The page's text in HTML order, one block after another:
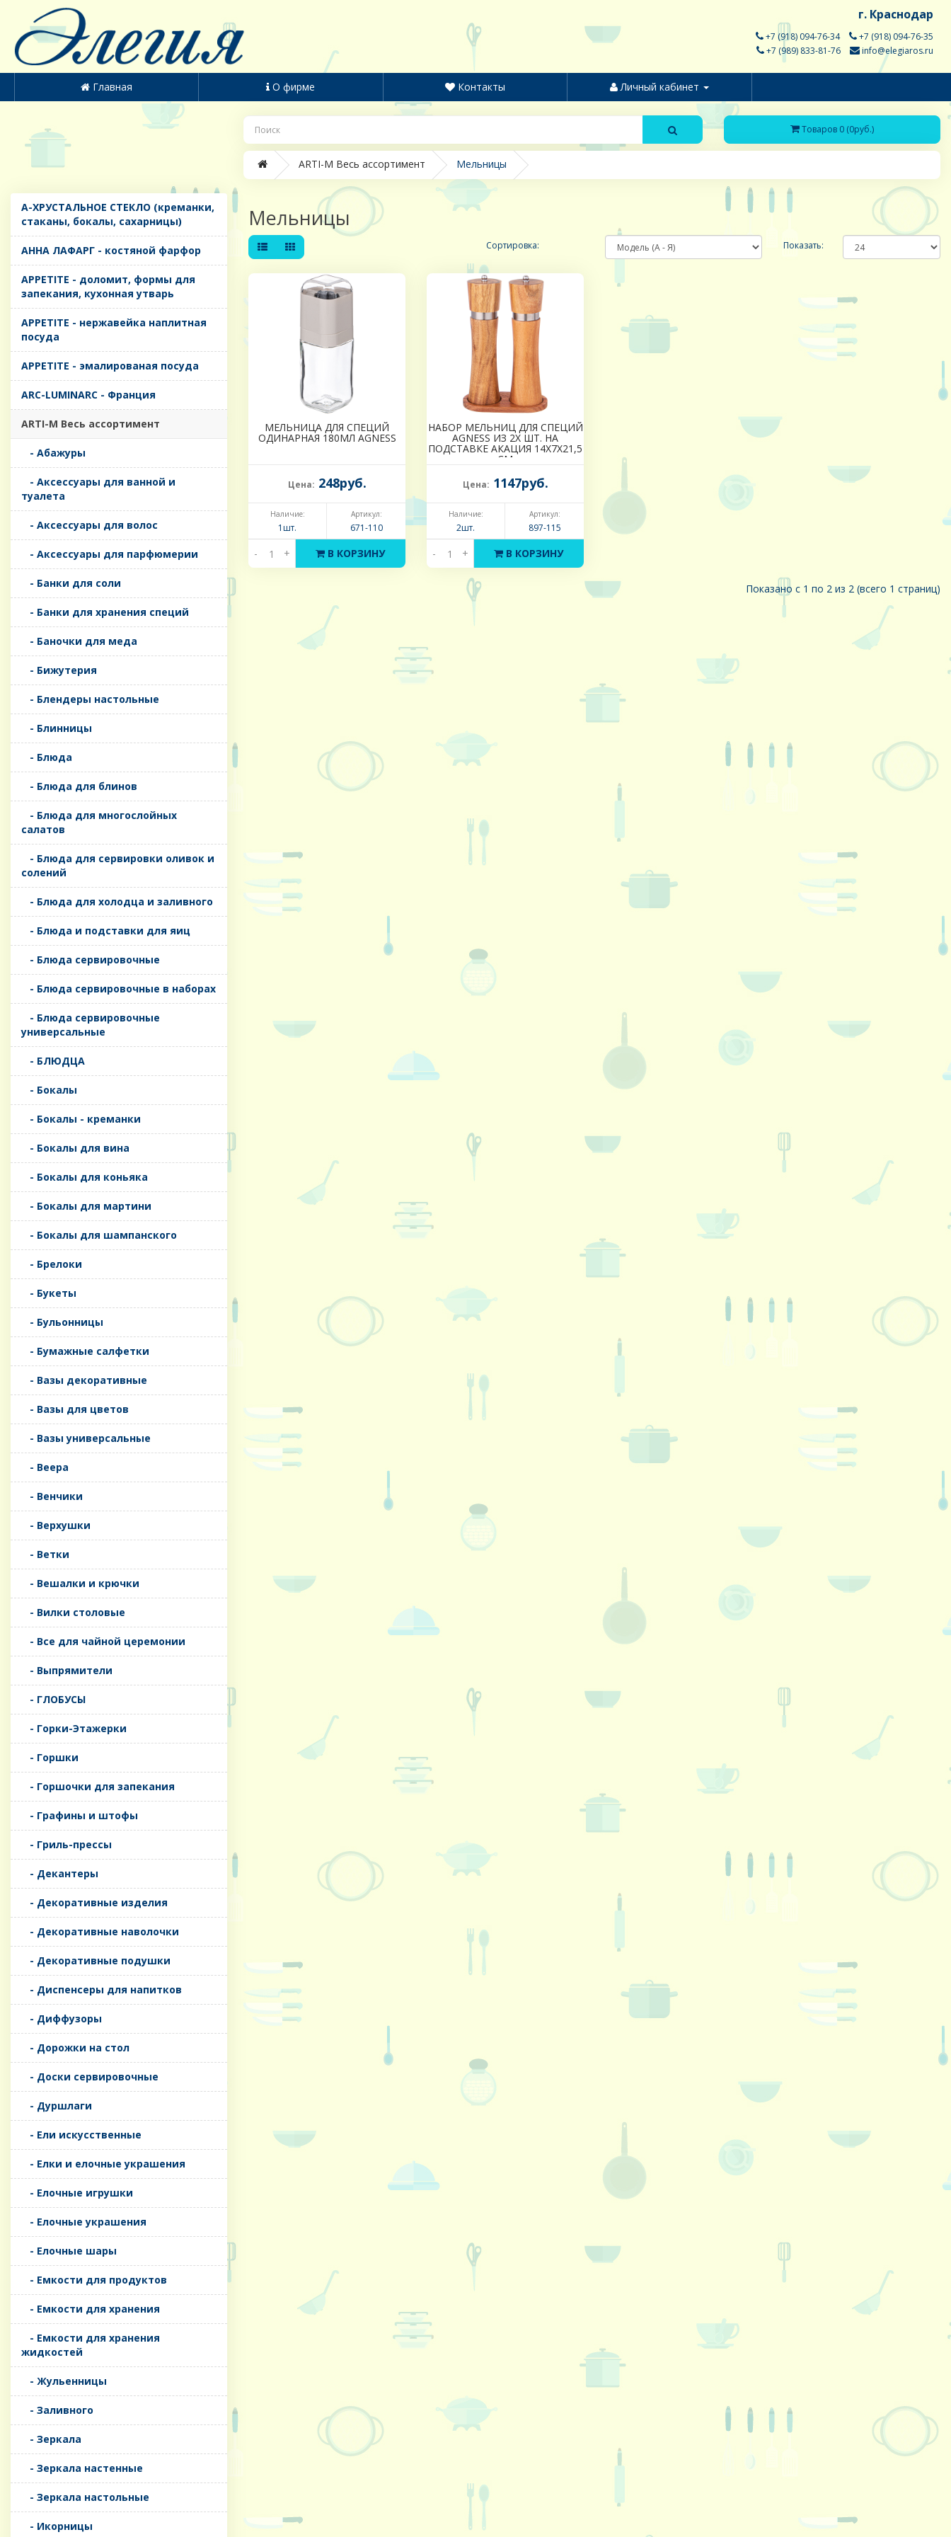
г. Краснодар
+7 (918) 094-76-34
+7 (918) 094-76-35
+7 (989) 833-81-76
info@elegiaros.ru
Главная О фирме Контакты Личный кабинет
Товаров 0 (0руб.)
ARTI-M Весь ассортимент Мельницы
A-ХРУСТАЛЬНОЕ СТЕКЛО (креманки,
стаканы, бокалы, сахарницы)
AHHA ЛАФАРГ - костяной фарфор
APPETITE - доломит, формы для
запекания, кухонная утварь
APPETITE - нержавейка наплитная
посуда
APPETITE - эмалированая посуда
ARC-LUMINARC - Франция
ARTI-M Весь ассортимент
- Абажуры
- Аксессуары для ванной и
туалета
- Аксессуары для волос
- Аксессуары для парфюмерии
- Банки для соли
- Банки для хранения специй
- Баночки для меда
- Бижутерия
- Блендеры настольные
- Блинницы
- Блюда
- Блюда для блинов
- Блюда для многослойных
салатов
- Блюда для сервировки оливок и
солений
- Блюда для холодца и заливного
- Блюда и подставки для яиц
- Блюда сервировочные
- Блюда сервировочные в наборах
- Блюда сервировочные
универсальные
- БЛЮДЦА
- Бокалы
- Бокалы - креманки
- Бокалы для вина
- Бокалы для коньяка
- Бокалы для мартини
- Бокалы для шампанского
- Брелоки
- Букеты
- Бульонницы
- Бумажные салфетки
- Вазы декоративные
- Вазы для цветов
- Вазы универсальные
- Веера
- Венчики
- Верхушки
- Ветки
- Вешалки и крючки
- Вилки столовые
- Все для чайной церемонии
- Выпрямители
- ГЛОБУСЫ
- Горки-Этажерки
- Горшки
- Горшочки для запекания
- Графины и штофы
- Гриль-прессы
- Декантеры
- Декоративные изделия
- Декоративные наволочки
- Декоративные подушки
- Диспенсеры для напитков
- Диффузоры
- Дорожки на стол
- Доски сервировочные
- Дуршлаги
- Ели искусственные
- Елки и елочные украшения
- Елочные игрушки
- Елочные украшения
- Елочные шары
- Емкости для продуктов
- Емкости для хранения
- Емкости для хранения
жидкостей
- Жульенницы
- Заливного
- Зеркала
- Зеркала настенные
- Зеркала настольные
- Икорницы
Мельницы
Сортировка: Показать:
МЕЛЬНИЦА ДЛЯ СПЕЦИЙ
ОДИНАРНАЯ 180МЛ AGNESS
Цена: 248руб.
Наличие:
1шт.
Артикул:
671-110
- + В КОРЗИНУ
НАБОР МЕЛЬНИЦ ДЛЯ СПЕЦИЙ
AGNESS ИЗ 2Х ШТ. НА
ПОДСТАВКЕ АКАЦИЯ 14Х7Х21,5
СМ
Цена: 1147руб.
Наличие:
2шт.
Артикул:
897-115
- + В КОРЗИНУ
Показано с 1 по 2 из 2 (всего 1 страниц)